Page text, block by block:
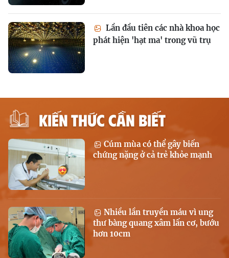
Lần đầu tiên các nhà khoa học
phát hiện 'hạt ma' trong vũ trụ
KIẾN THỨC CẦN BIẾT
Cúm mùa có thể gây biến
chứng nặng ở cả trẻ khỏe mạnh
Nhiều lần truyền máu vì ung
thư bàng quang xâm lấn cơ, bướu
hơn 10cm